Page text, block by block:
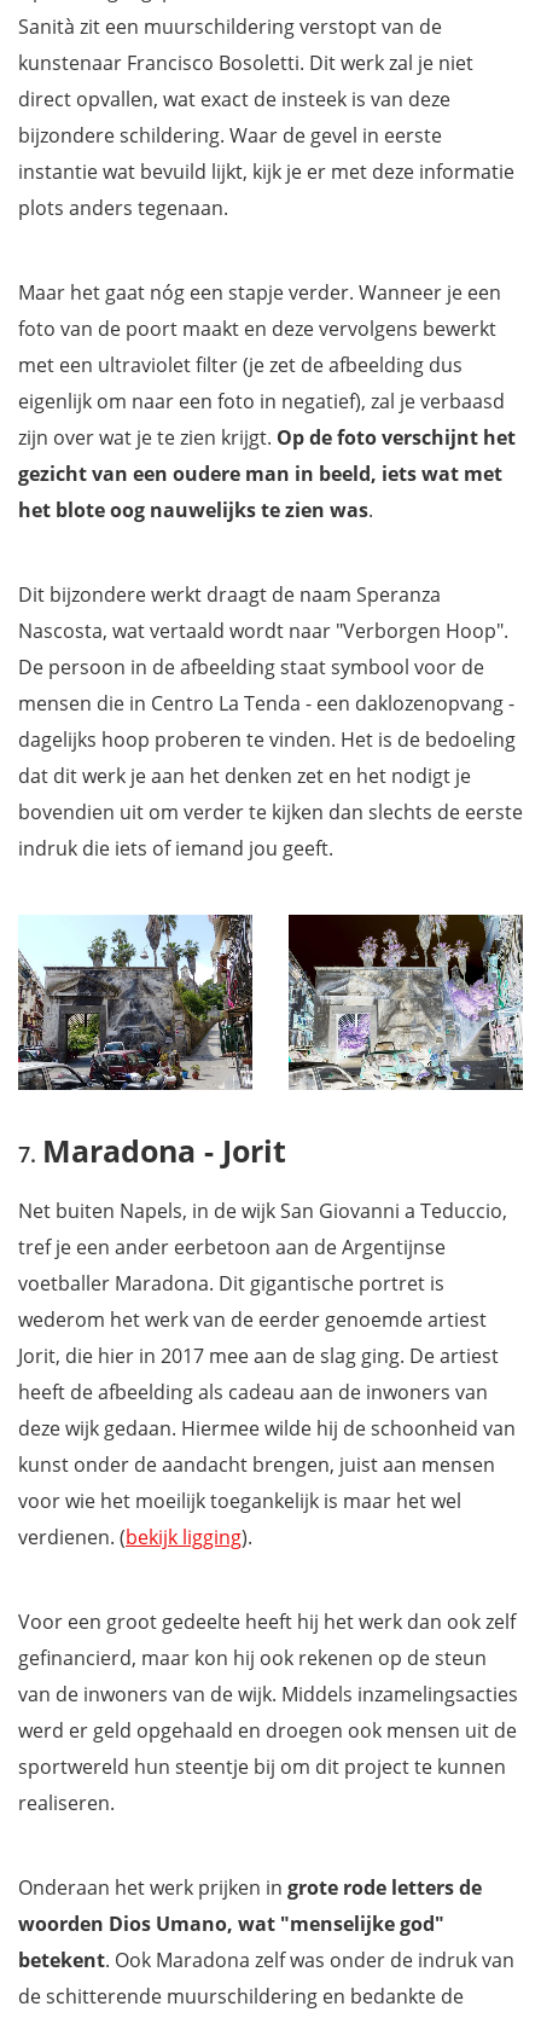
Sanità zit een muurschildering verstopt van de
kunstenaar Francisco Bosoletti. Dit werk zal je niet
direct opvallen, wat exact de insteek is van deze
bijzondere schildering. Waar de gevel in eerste
instantie wat bevuild lijkt, kijk je er met deze informatie
plots anders tegenaan.
Maar het gaat nóg een stapje verder. Wanneer je een
foto van de poort maakt en deze vervolgens bewerkt
met een ultraviolet filter (je zet de afbeelding dus
eigenlijk om naar een foto in negatief), zal je verbaasd
zijn over wat je te zien krijgt. Op de foto verschijnt het
gezicht van een oudere man in beeld, iets wat met
het blote oog nauwelijks te zien was.
Dit bijzondere werkt draagt de naam Speranza
Nascosta, wat vertaald wordt naar "Verborgen Hoop".
De persoon in de afbeelding staat symbool voor de
mensen die in Centro La Tenda - een daklozenopvang -
dagelijks hoop proberen te vinden. Het is de bedoeling
dat dit werk je aan het denken zet en het nodigt je
bovendien uit om verder te kijken dan slechts de eerste
indruk die iets of iemand jou geeft.
Maradona - Jorit
Net buiten Napels, in de wijk San Giovanni a Teduccio,
tref je een ander eerbetoon aan de Argentijnse
voetballer Maradona. Dit gigantische portret is
wederom het werk van de eerder genoemde artiest
Jorit, die hier in 2017 mee aan de slag ging. De artiest
heeft de afbeelding als cadeau aan de inwoners van
deze wijk gedaan. Hiermee wilde hij de schoonheid van
kunst onder de aandacht brengen, juist aan mensen
voor wie het moeilijk toegankelijk is maar het wel
verdienen. (bekijk ligging).
Voor een groot gedeelte heeft hij het werk dan ook zelf
gefinancierd, maar kon hij ook rekenen op de steun
van de inwoners van de wijk. Middels inzamelingsacties
werd er geld opgehaald en droegen ook mensen uit de
sportwereld hun steentje bij om dit project te kunnen
realiseren.
Onderaan het werk prijken in grote rode letters de
woorden Dios Umano, wat "menselijke god"
betekent. Ook Maradona zelf was onder de indruk van
de schitterende muurschildering en bedankte de